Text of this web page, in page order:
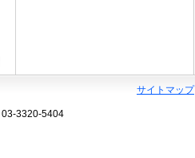
03-3320-5404
サイトマップ